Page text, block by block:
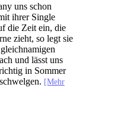
uns schon
ihrer Single
die Zeit ein, die
zieht, so legt sie
und lässt uns
in Sommer
[Mehr